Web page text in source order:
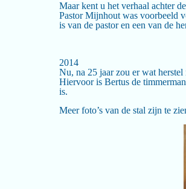
Maar kent u het verhaal achter
Pastor Mijnhout was voorbeeld
is van de pastor en een van de
2014
Nu, na 25 jaar zou er wat
Hiervoor is Bertus de
is.
Meer foto’s van de stal zijn te